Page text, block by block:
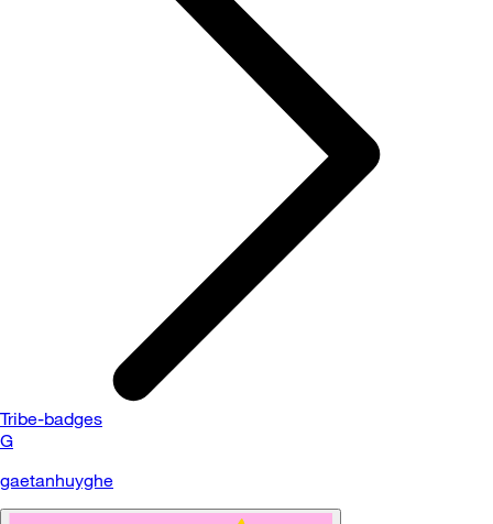
Tribe-badges
G
gaetanhuyghe